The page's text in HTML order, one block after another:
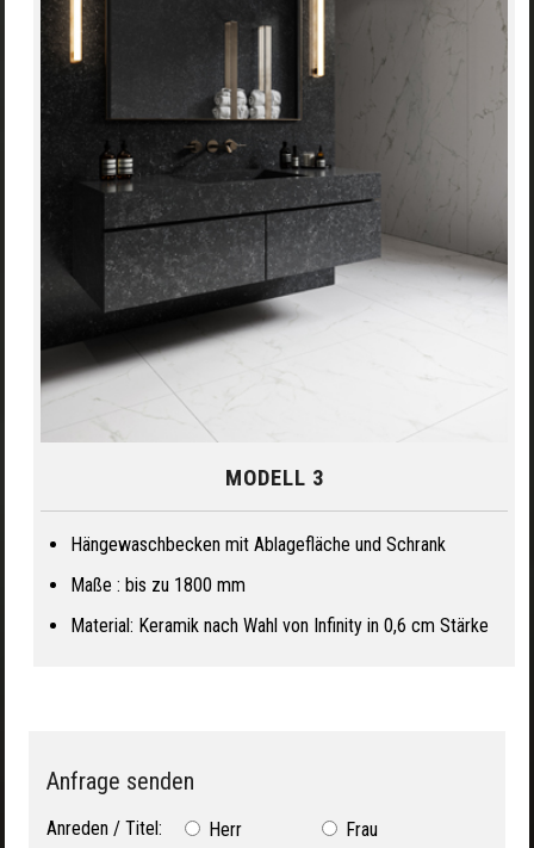
MODELL 3
Hängewaschbecken mit Ablagefläche und Schrank
Maße : bis zu 1800 mm
Material: Keramik nach Wahl von Infinity in 0,6 cm Stärke
Anfrage senden
Anreden / Titel: Herr
Frau